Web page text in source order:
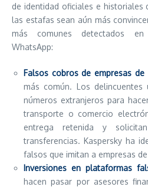
de identidad oficiales e historiales
las estafas sean aún más
más comunes detectados
WhatsApp:
Falsos cobros de empresas de
más común. Los delincuentes
números extranjeros para
transporte o comercio
entrega retenida y
transferencias. Kaspersky ha
falsos que imitan a empresas
Inversiones en plataformas
hacen pasar por asesores